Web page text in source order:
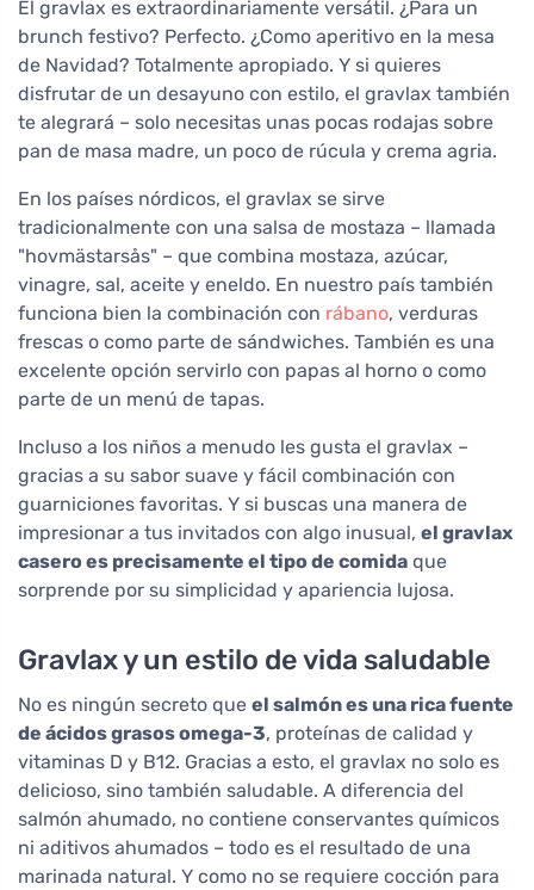
El gravlax es extraordinariamente versátil. ¿Para un
brunch festivo? Perfecto. ¿Como aperitivo en la mesa
de Navidad? Totalmente apropiado. Y si quieres
disfrutar de un desayuno con estilo, el gravlax también
te alegrará – solo necesitas unas pocas rodajas sobre
pan de masa madre, un poco de rúcula y crema agria.
En los países nórdicos, el gravlax se sirve
tradicionalmente con una salsa de mostaza – llamada
"hovmästarsås" – que combina mostaza, azúcar,
vinagre, sal, aceite y eneldo. En nuestro país también
funciona bien la combinación con rábano, verduras
frescas o como parte de sándwiches. También es una
excelente opción servirlo con papas al horno o como
parte de un menú de tapas.
Incluso a los niños a menudo les gusta el gravlax –
gracias a su sabor suave y fácil combinación con
guarniciones favoritas. Y si buscas una manera de
impresionar a tus invitados con algo inusual, el gravlax
casero es precisamente el tipo de comida que
sorprende por su simplicidad y apariencia lujosa.
Gravlax y un estilo de vida saludable
No es ningún secreto que el salmón es una rica fuente
de ácidos grasos omega-3, proteínas de calidad y
vitaminas D y B12. Gracias a esto, el gravlax no solo es
delicioso, sino también saludable. A diferencia del
salmón ahumado, no contiene conservantes químicos
ni aditivos ahumados – todo es el resultado de una
marinada natural. Y como no se requiere cocción para